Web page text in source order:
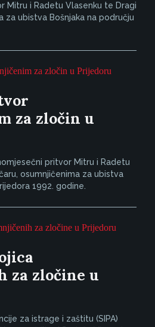
Mitru i Radetu Vlasenku te Dragi
za ubistva Bošnjaka na području
za zločin u
pritvor Mitru i Radetu
osumnjičenima za ubistva
1992. godine.
za zločine u
za istrage i zaštitu (SIPA)